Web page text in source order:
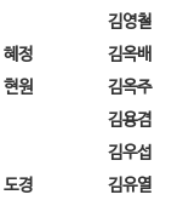
김영철
혜정
김옥배
현원
김옥주
김용겸
김우섭
도경
김유열